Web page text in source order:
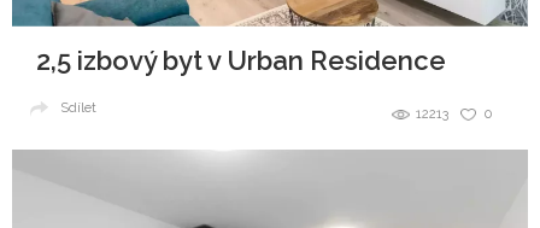
2,5 izbový byt v Urban Residence
0
12213
Sdílet